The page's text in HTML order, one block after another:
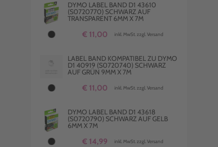
DYMO LABEL BAND D1 43610
(S0720770) SCHWARZ AUF
TRANSPARENT 6MM X 7M
€ 11,00 inkl. MwSt. zzgl. Versand
LABEL BAND KOMPATIBEL ZU DYMO
D1 40919 (S0720740) SCHWARZ
AUF GRÜN 9MM X 7M
€ 11,00 inkl. MwSt. zzgl. Versand
DYMO LABEL BAND D1 43618
(S0720790) SCHWARZ AUF GELB
6MM X 7M
€ 14,99 inkl. MwSt. zzgl. Versand